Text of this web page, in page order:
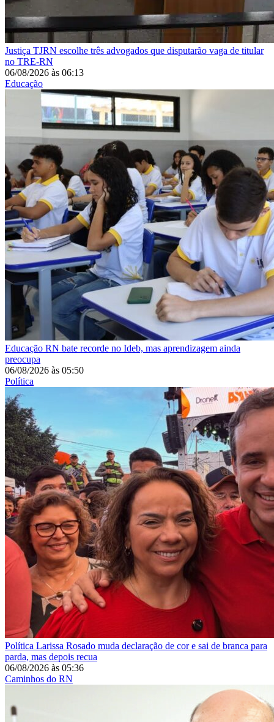
Justiça TJRN escolhe três advogados que disputarão vaga de titular
no TRE-RN
06/08/2026 às 06:13
Educação
Educação RN bate recorde no Ideb, mas aprendizagem ainda
preocupa
06/08/2026 às 05:50
Política
Política Larissa Rosado muda declaração de cor e sai de branca para
parda, mas depois recua
06/08/2026 às 05:36
Caminhos do RN